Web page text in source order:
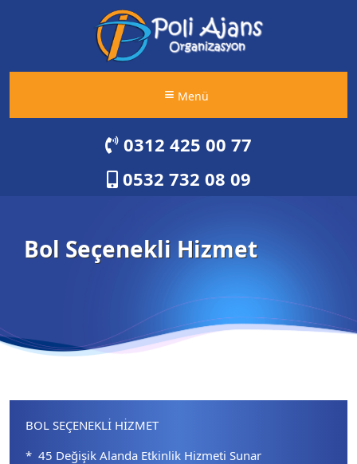
Menü
0312 425 00 77
0532 732 08 09
Bol Seçenekli Hizmet
BOL SEÇENEKLİ HİZMET
* 45 Değişik Alanda Etkinlik Hizmeti Sunar